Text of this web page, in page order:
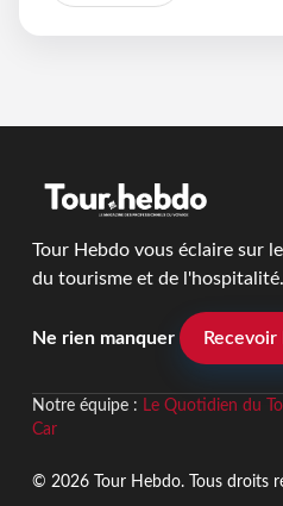
Tour Hebdo vous éclaire sur
du tourisme et de l'hospitalité.
Ne rien manquer
Notre équipe : Le Quotidien du
Car
© 2026 Tour Hebdo. Tous droits